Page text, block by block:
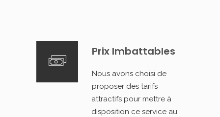
Prix Imbattables
Nous avons choisi de
proposer des tarifs
attractifs pour mettre à
disposition ce service au